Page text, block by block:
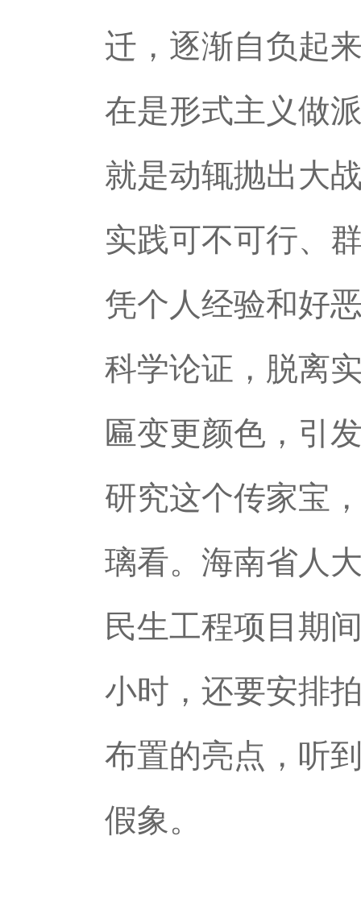
迁，逐渐自负起
在是形式主义做
就是动辄抛出大
实践可不可行、
凭个人经验和好
科学论证，脱离
匾变更颜色，引
研究这个传家宝
璃看。海南省人
民生工程项目期
小时，还要安排
布置的亮点，听
假象。